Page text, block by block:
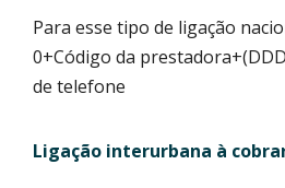
Para esse tipo de ligação
0+Código da
de telefone
Ligação interurbana à